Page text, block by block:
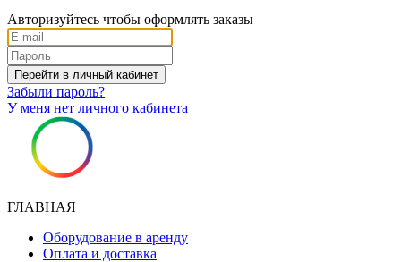
Авторизуйтесь чтобы оформлять заказы
Забыли пароль?
У меня нет личного кабинета
ГЛАВНАЯ
Оборудование в аренду
Оплата и доставка